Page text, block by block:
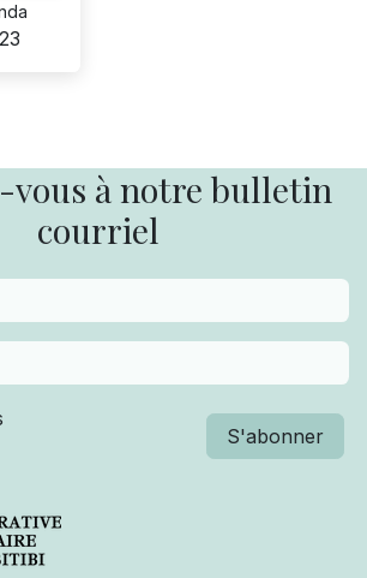
vous à notre bulletin
courriel
S'abonner